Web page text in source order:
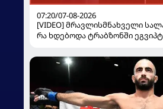
07:20/07-08-2026
[VIDEO] მრავლისმნახველი
რა ხდებოდა ტრაბზონში